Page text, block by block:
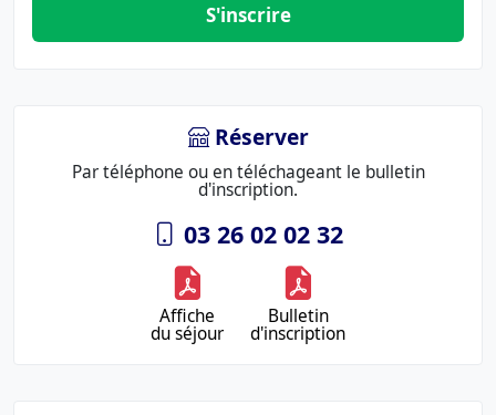
S'inscrire
Réserver
Par téléphone ou en téléchageant le bulletin
d'inscription.
03 26 02 02 32
Affiche
du séjour
Bulletin
d'inscription